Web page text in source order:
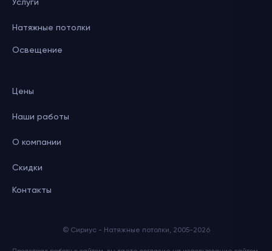
Услуги
Натяжные потолки
Освещение
Цены
Наши работы
О компании
Скидки
Контакты
© Сириус - Натяжные потолки, 2005-2026